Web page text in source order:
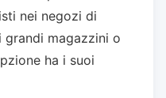
nei negozi di
magazzini o
ha i suoi